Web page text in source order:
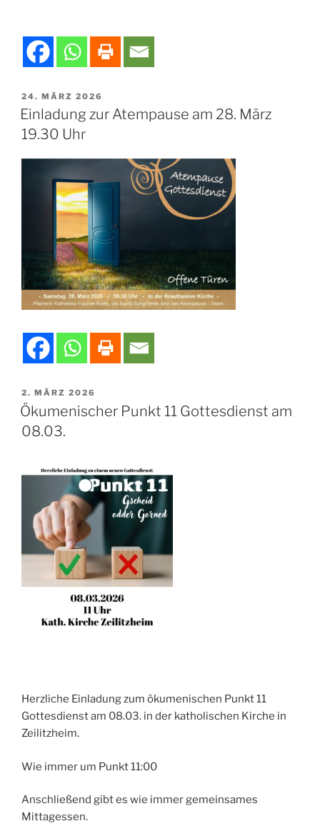
VERÖFFENTLICHT
AM
24. MÄRZ 2026
Einladung zur Atempause am 28. März
19.30 Uhr
VERÖFFENTLICHT
AM
2. MÄRZ 2026
Ökumenischer Punkt 11 Gottesdienst am
08.03.
Herzliche Einladung zum ökumenischen Punkt 11
Gottesdienst am 08.03. in der katholischen Kirche in
Zeilitzheim.
Wie immer um Punkt 11:00
Anschließend gibt es wie immer gemeinsames
Mittagessen.